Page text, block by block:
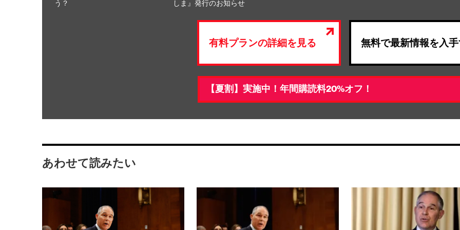
う？ しま』発行のお知らせ
有料プランの詳細を見る 無料で最新情報を入
【夏割】実施中！年間購読料20%オフ！
あわせて読みたい